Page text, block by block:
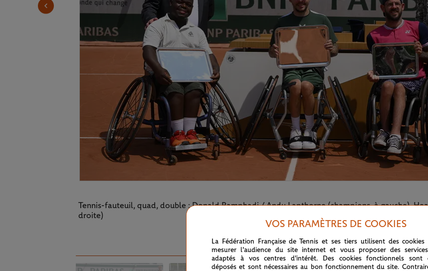
Tennis-fauteuil, quad, double : Donald Ramphadi / Andy Lapthorne (champions, à gauche),
droite)
VOS PARAMÈTRES DE COOKIES
La Fédération Française de Tennis et ses tiers utilisent des cookies
mesurer l'audience du site internet et vous proposer des
adaptés à vos centres d'intérêt. Des cookies fonctionnels sont
déposés et sont nécessaires au bon fonctionnement du site.